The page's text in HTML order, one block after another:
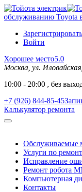
обслуживанию Toyota
Войти
Хорошее место5.0
Москва, ул.
10:00 - 20:00 , без
+7 (926) 844-85-45
Калькулятор ремонта
Обслуживаемые
Услуги по
Исправление
Ремонт робота
Компьютерная
Контакты